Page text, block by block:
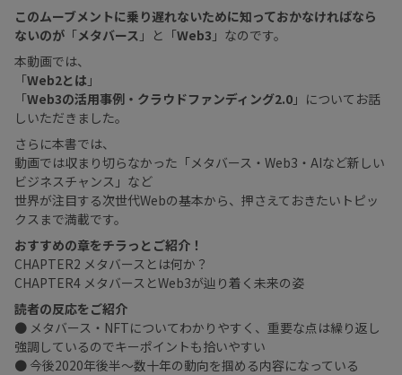
このムーブメントに乗り遅れないために知っておかなければなら
ないのが 「メタバース 」と「Web3 」なのです。
本動画では、
「Web2とは 」
「Web3の活用事例・クラウドファンディング2.0 」についてお話
しいただきました。
さらに本書では、
動画では収まり切らなかった「メタバース・Web3・AIなど新しい
ビジネスチャンス」など
世界が注目する次世代Webの基本から、押さえておきたいトピッ
クスまで満載です。
おすすめの章をチラっとご紹介！
CHAPTER2 メタバースとは何か？
CHAPTER4 メタバースとWeb3が辿り着く未来の姿
読者の反応をご紹介
● メタバース・NFTについてわかりやすく、重要な点は繰り返し
強調しているのでキーポイントも拾いやすい
● 今後2020年後半〜数十年の動向を掴める内容になっている